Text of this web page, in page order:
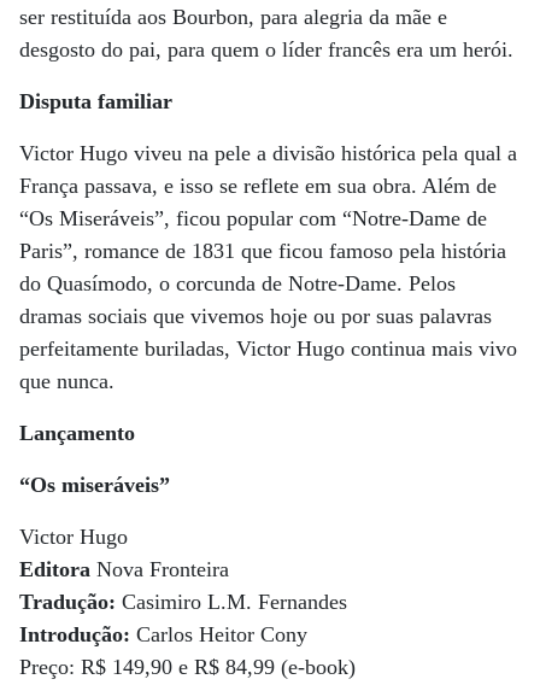
ser restituída aos Bourbon, para alegria da mãe e
desgosto do pai, para quem o líder francês era um herói.
Disputa familiar
Victor Hugo viveu na pele a divisão histórica pela qual a
França passava, e isso se reflete em sua obra. Além de
“Os Miseráveis”, ficou popular com “Notre-Dame de
Paris”, romance de 1831 que ficou famoso pela história
do Quasímodo, o corcunda de Notre-Dame. Pelos
dramas sociais que vivemos hoje ou por suas palavras
perfeitamente buriladas, Victor Hugo continua mais vivo
que nunca.
Lançamento
“Os miseráveis”
Victor Hugo
Editora Nova Fronteira
Tradução: Casimiro L.M. Fernandes
Introdução: Carlos Heitor Cony
Preço: R$ 149,90 e R$ 84,99 (e-book)